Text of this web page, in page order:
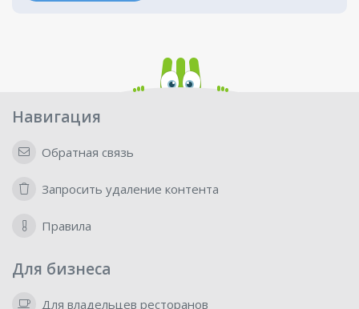
Навигация
Обратная связь
Запросить удаление контента
Правила
Для бизнеса
Для владельцев ресторанов